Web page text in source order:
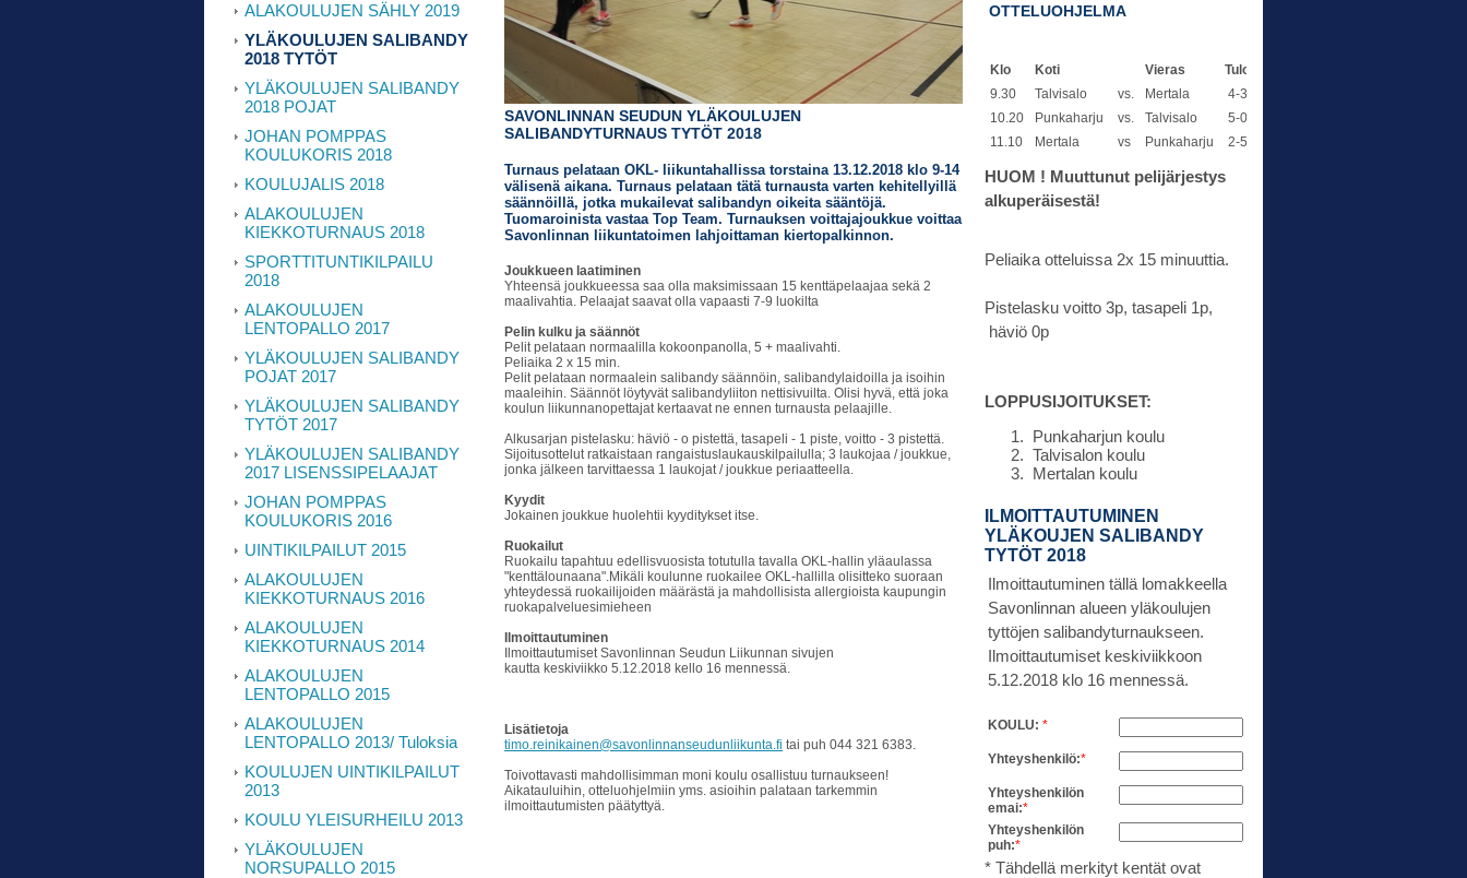
OTTELUOHJELMA
Klo Koti Vieras
Tulos
9.30
Talvisalo vs. Mertala
4-3
10.20
Punkaharju vs. Talvisalo
5-0
11.10
Mertala vs Punkaharju 2-5
HUOM ! Muuttunut pelijärjestys
alkuperäisestä!
Peliaika otteluissa 2x 15 minuuttia.
Pistelasku voitto 3p, tasapeli 1p,
häviö 0p
LOPPUSIJOITUKSET:
Punkaharjun koulu
Talvisalon koulu
Mertalan koulu
ILMOITTAUTUMINEN
YLÄKOUJEN SALIBANDY
TYTÖT 2018
Ilmoittautuminen tällä lomakkeella
Savonlinnan alueen yläkoulujen
tyttöjen salibandyturnaukseen.
Ilmoittautumiset keskiviikkoon
5.12.2018 klo 16 mennessä.
KOULU: *
Yhteyshenkilö:*
Yhteyshenkilön
emai:*
Yhteyshenkilön
puh:*
* Tähdellä merkityt kentät ovat
SAVONLINNAN SEUDUN YLÄKOULUJEN
SALIBANDYTURNAUS TYTÖT 2018
Turnaus pelataan OKL- liikuntahallissa torstaina 13.12.2018 klo 9-14
välisenä aikana. Turnaus pelataan tätä turnausta varten kehitellyillä
säännöillä, jotka mukailevat salibandyn oikeita sääntöjä.
Tuomaroinista vastaa Top Team. Turnauksen voittajajoukkue voittaa
Savonlinnan liikuntatoimen lahjoittaman kiertopalkinnon.
Joukkueen laatiminen
Yhteensä joukkueessa saa olla maksimissaan 15 kenttäpelaajaa sekä 2
maalivahtia. Pelaajat saavat olla vapaasti 7-9 luokilta
Pelin kulku ja säännöt
Pelit pelataan normaalilla kokoonpanolla, 5 + maalivahti.
Peliaika 2 x 15 min.
Pelit pelataan normaalein salibandy säännöin, salibandylaidoilla ja isoihin
maaleihin. Säännöt löytyvät salibandyliiton nettisivuilta. Olisi hyvä, että joka
koulun liikunnanopettajat kertaavat ne ennen turnausta pelaajille.
Alkusarjan pistelasku: häviö - o pistettä, tasapeli - 1 piste, voitto - 3 pistettä.
Sijoitusottelut ratkaistaan rangaistuslaukauskilpailulla; 3 laukojaa / joukkue,
jonka jälkeen tarvittaessa 1 laukojat / joukkue periaatteella.
Kyydit
Jokainen joukkue huolehtii kyyditykset itse.
Ruokailut
Ruokailu tapahtuu edellisvuosista totutulla tavalla OKL-hallin yläaulassa
"kenttälounaana".Mikäli koulunne ruokailee OKL-hallilla olisitteko suoraan
yhteydessä ruokailijoiden määrästä ja mahdollisista allergioista kaupungin
ruokapalveluesimieheen
Ilmoittautuminen
Ilmoittautumiset Savonlinnan Seudun Liikunnan sivujen
kautta keskiviikko 5.12.2018 kello 16 mennessä.
Lisätietoja
timo.reinikainen@savonlinnanseudunliikunta.fi tai puh 044 321 6383.
Toivottavasti mahdollisimman moni koulu osallistuu turnaukseen!
Aikatauluihin, otteluohjelmiin yms. asioihin palataan tarkemmin
ilmoittautumisten päätyttyä.
ALAKOULUJEN SÄHLY 2019
YLÄKOULUJEN SALIBANDY
2018 TYTÖT
YLÄKOULUJEN SALIBANDY
2018 POJAT
JOHAN POMPPAS
KOULUKORIS 2018
KOULUJALIS 2018
ALAKOULUJEN
KIEKKOTURNAUS 2018
SPORTTITUNTIKILPAILU
2018
ALAKOULUJEN
LENTOPALLO 2017
YLÄKOULUJEN SALIBANDY
POJAT 2017
YLÄKOULUJEN SALIBANDY
TYTÖT 2017
YLÄKOULUJEN SALIBANDY
2017 LISENSSIPELAAJAT
JOHAN POMPPAS
KOULUKORIS 2016
UINTIKILPAILUT 2015
ALAKOULUJEN
KIEKKOTURNAUS 2016
ALAKOULUJEN
KIEKKOTURNAUS 2014
ALAKOULUJEN
LENTOPALLO 2015
ALAKOULUJEN
LENTOPALLO 2013/ Tuloksia
KOULUJEN UINTIKILPAILUT
2013
KOULU YLEISURHEILU 2013
YLÄKOULUJEN
NORSUPALLO 2015